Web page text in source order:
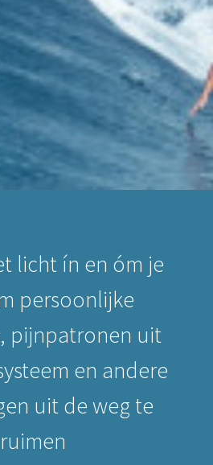
licht ín en óm je
persoonlijke
pijnpatronen uit
en andere
uit de weg te
ruimen